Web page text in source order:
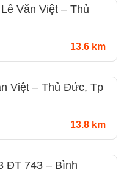
Văn Việt – Thủ
13.6 km
Việt – Thủ Đức, Tp
13.8 km
ĐT 743 – Bình